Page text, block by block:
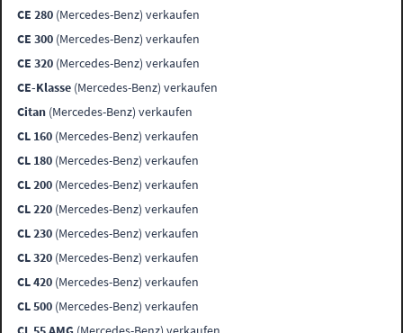
CE 280 (Mercedes-Benz) verkaufen
CE 300 (Mercedes-Benz) verkaufen
CE 320 (Mercedes-Benz) verkaufen
CE-Klasse (Mercedes-Benz) verkaufen
Citan (Mercedes-Benz) verkaufen
CL 160 (Mercedes-Benz) verkaufen
CL 180 (Mercedes-Benz) verkaufen
CL 200 (Mercedes-Benz) verkaufen
CL 220 (Mercedes-Benz) verkaufen
CL 230 (Mercedes-Benz) verkaufen
CL 320 (Mercedes-Benz) verkaufen
CL 420 (Mercedes-Benz) verkaufen
CL 500 (Mercedes-Benz) verkaufen